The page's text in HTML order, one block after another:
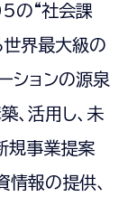
の“社会課
世界最大級の
ションの源泉
、活用し、未
規事業提案
報の提供、